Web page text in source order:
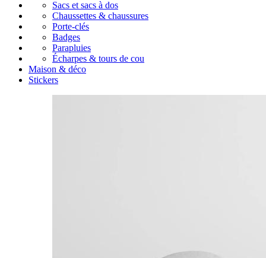
Sacs et sacs à dos
Chaussettes & chaussures
Porte-clés
Badges
Parapluies
Écharpes & tours de cou
Maison & déco
Stickers